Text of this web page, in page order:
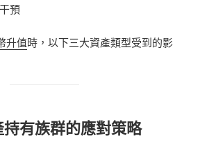
預
升值時，以下三大資產類型受到的影
有族群的應對策略